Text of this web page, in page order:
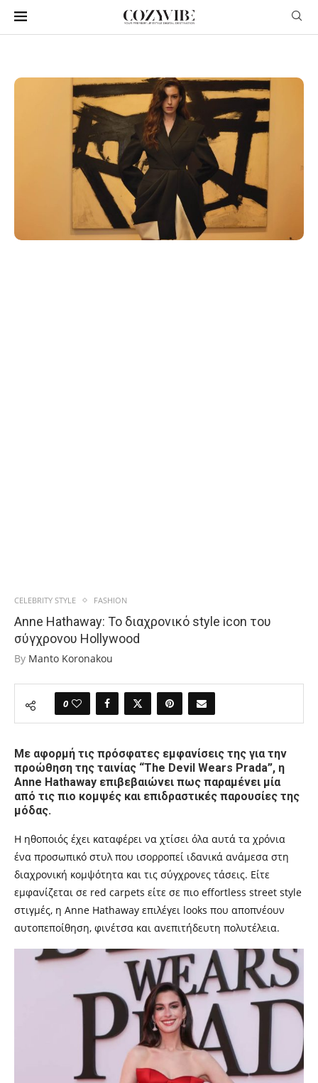
CELEBRITY STYLE FASHION
Anne Hathaway: Το διαχρονικό style icon του
σύγχρονου Hollywood
By Manto Koronakou
0
Με αφορμή τις πρόσφατες εμφανίσεις της για την
προώθηση της ταινίας “The Devil Wears Prada”, η
Anne Hathaway επιβεβαιώνει πως παραμένει μία
από τις πιο κομψές και επιδραστικές παρουσίες της
μόδας.
Η ηθοποιός έχει καταφέρει να χτίσει όλα αυτά τα χρόνια
ένα προσωπικό στυλ που ισορροπεί ιδανικά ανάμεσα στη
διαχρονική κομψότητα και τις σύγχρονες τάσεις. Είτε
εμφανίζεται σε red carpets είτε σε πιο effortless street style
στιγμές, η Anne Hathaway επιλέγει looks που αποπνέουν
αυτοπεποίθηση, φινέτσα και ανεπιτήδευτη πολυτέλεια.